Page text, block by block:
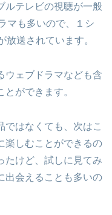
ルテレビの視聴が一般
マも多いので、１シ
送されています。
ウェブドラマなども含
ができます。
ではなくても、次はこ
楽しむことができるの
たけど、試しに見てみ
出会えることも多いの